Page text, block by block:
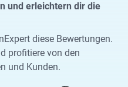
und erleichtern dir die
diese Bewertungen.
profitiere von den
und Kunden.